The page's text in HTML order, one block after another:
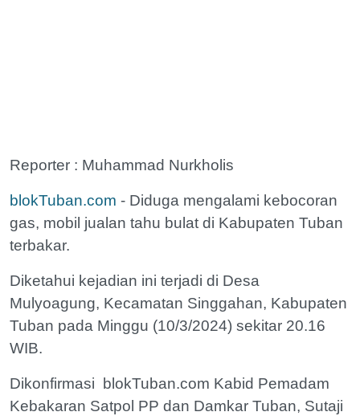
Reporter : Muhammad Nurkholis
blokTuban.com - Diduga mengalami kebocoran
gas, mobil jualan tahu bulat di Kabupaten Tuban
terbakar.
Diketahui kejadian ini terjadi di Desa
Mulyoagung, Kecamatan Singgahan, Kabupaten
Tuban pada Minggu (10/3/2024) sekitar 20.16
WIB.
Dikonfirmasi blokTuban.com Kabid Pemadam
Kebakaran Satpol PP dan Damkar Tuban, Sutaji